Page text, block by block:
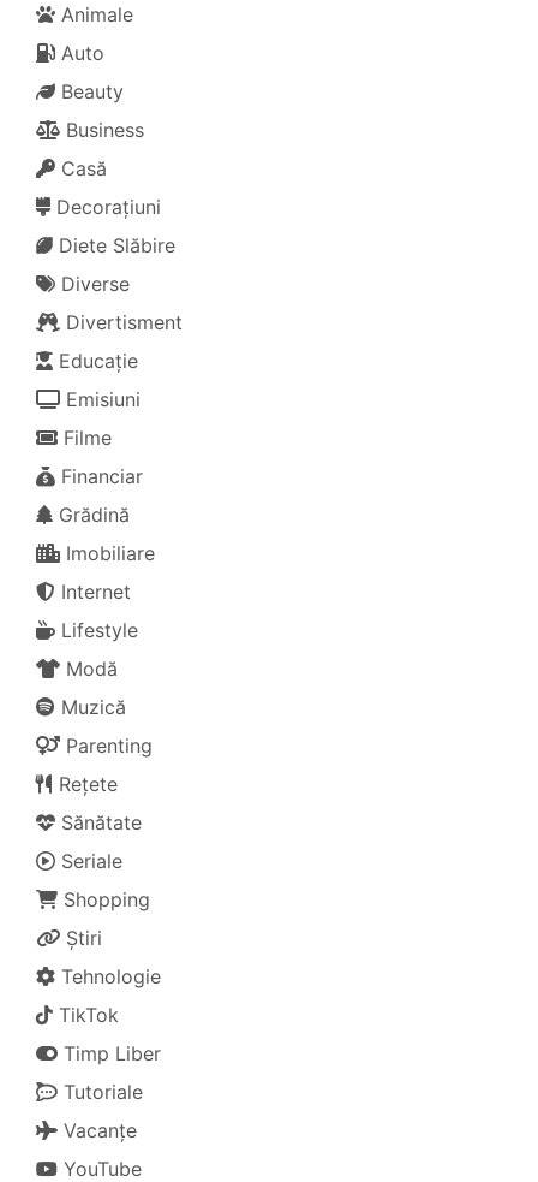
Animale
Auto
Beauty
Business
Casă
Decorațiuni
Diete Slăbire
Diverse
Divertisment
Educație
Emisiuni
Filme
Financiar
Grădină
Imobiliare
Internet
Lifestyle
Modă
Muzică
Parenting
Rețete
Sănătate
Seriale
Shopping
Știri
Tehnologie
TikTok
Timp Liber
Tutoriale
Vacanțe
YouTube